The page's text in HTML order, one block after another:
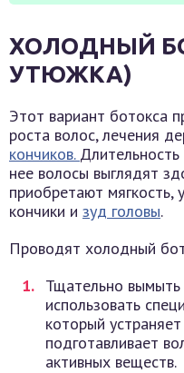
ХОЛОДНЫЙ
УТЮЖКА)
Этот вариант ботокса
роста волос, лечения
кончиков.
нее волосы выглядят
приобретают мягкость,
кончики и зуд головы.
Проводят холодный
Тщательно
использовать
который
подготавливает
активных веществ.